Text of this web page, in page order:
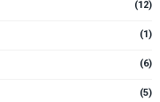
(12)
(1)
(6)
(5)